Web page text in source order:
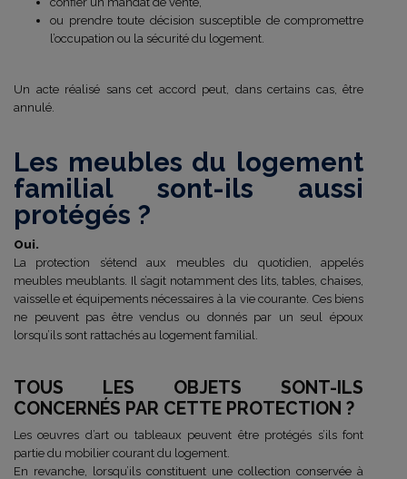
ou prendre toute décision susceptible de compromettre
l’occupation ou la sécurité du logement.
Un acte réalisé sans cet accord peut, dans certains cas, être
annulé.
Les meubles du logement
familial sont-ils aussi
protégés ?
Oui.
La protection s’étend aux meubles du quotidien, appelés
meubles meublants. Il s’agit notamment des lits, tables, chaises,
vaisselle et équipements nécessaires à la vie courante. Ces biens
ne peuvent pas être vendus ou donnés par un seul époux
lorsqu’ils sont rattachés au logement familial.
TOUS LES OBJETS SONT-ILS
CONCERNÉS PAR CETTE PROTECTION ?
Les œuvres d’art ou tableaux peuvent être protégés s’ils font
partie du mobilier courant du logement.
En revanche, lorsqu’ils constituent une collection conservée à